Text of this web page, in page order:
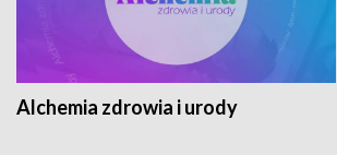
Alchemia zdrowia i urody